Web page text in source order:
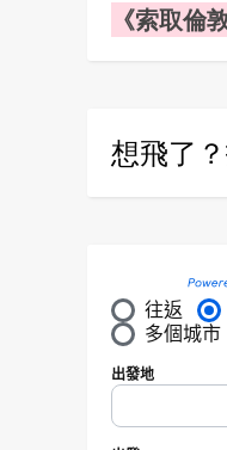
《索取倫
想飛了